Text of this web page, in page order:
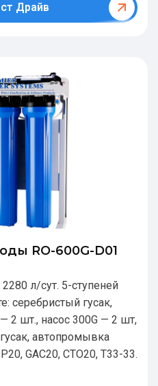
Драйв
RO-600G-D01
л/сут. 5-ступеней
серебристый гусак,
2 шт., насос 300G — 2 шт,
автопромывка
GAC20, CTO20, T33-33.